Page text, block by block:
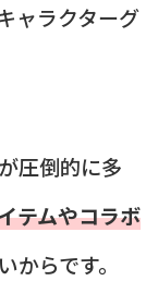
ャラクターグ
圧倒的に多
テムやコラボ
らです。